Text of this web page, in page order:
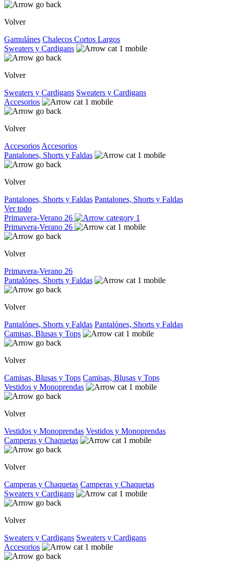
Volver
Gamulánes Chalecos Cortos Largos
Sweaters y Cardigans
Volver
Sweaters y Cardigans Sweaters y Cardigans
Accesorios
Volver
Accesorios Accesorios
Pantalones, Shorts y Faldas
Volver
Pantalones, Shorts y Faldas Pantalones, Shorts y Faldas
Ver todo
Primavera-Verano 26
Primavera-Verano 26
Volver
Primavera-Verano 26
Pantalónes, Shorts y Faldas
Volver
Pantalónes, Shorts y Faldas Pantalónes, Shorts y Faldas
Camisas, Blusas y Tops
Volver
Camisas, Blusas y Tops Camisas, Blusas y Tops
Vestidos y Monoprendas
Volver
Vestidos y Monoprendas Vestidos y Monoprendas
Camperas y Chaquetas
Volver
Camperas y Chaquetas Camperas y Chaquetas
Sweaters y Cardigans
Volver
Sweaters y Cardigans Sweaters y Cardigans
Accesorios